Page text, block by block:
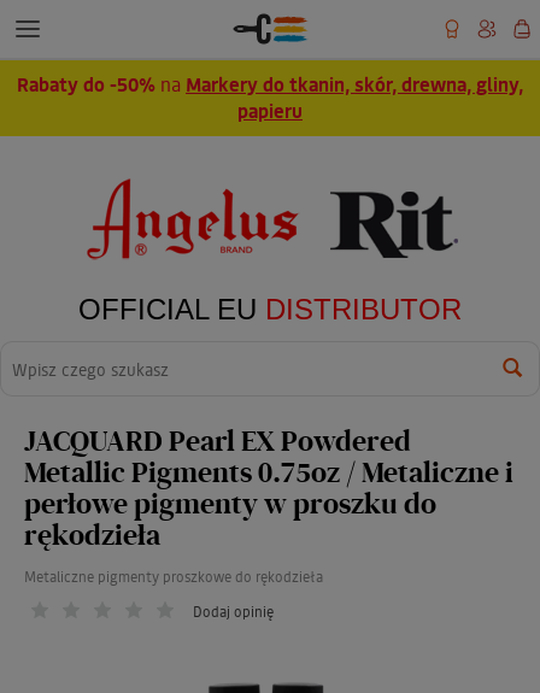
Rabaty do -50% na Markery do tkanin, skór, drewna, gliny,
papieru
OFFICIAL EU DISTRIBUTOR
JACQUARD Pearl EX Powdered
Metallic Pigments 0.75oz / Metaliczne i
perłowe pigmenty w proszku do
rękodzieła
Metaliczne pigmenty proszkowe do rękodzieła
Dodaj opinię